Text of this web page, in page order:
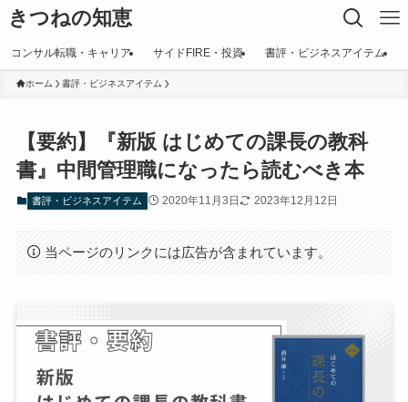
きつねの知恵
コンサル転職・キャリア サイドFIRE・投資 書評・ビジネスアイテム
ホーム 書評・ビジネスアイテム
【要約】『新版 はじめての課長の教科
書』中間管理職になったら読むべき本
書評・ビジネスアイテム 2020年11月3日 2023年12月12日
当ページのリンクには広告が含まれています。